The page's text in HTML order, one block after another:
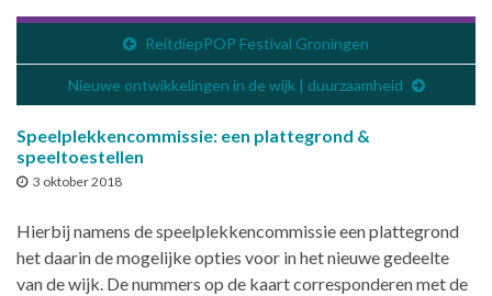
ReitdiepPOP Festival Groningen
Nieuwe ontwikkelingen in de wijk | duurzaamheid
Speelplekkencommissie: een plattegrond &
speeltoestellen
3 oktober 2018
Hierbij namens de speelplekkencommissie een plattegrond
het daarin de mogelijke opties voor in het nieuwe gedeelte
van de wijk. De nummers op de kaart corresponderen met de